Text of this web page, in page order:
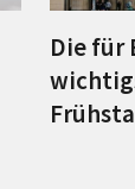
Die für